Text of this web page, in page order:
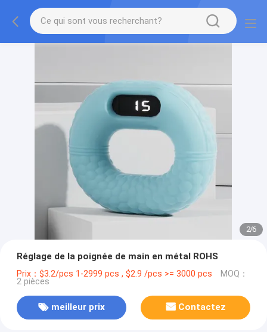
2/6
Réglage de la poignée de main en métal ROHS
Prix：$3.2/pcs 1-2999 pcs , $2.9 /pcs >= 3000 pcs MOQ：
2 pièces
meilleur prix Contactez